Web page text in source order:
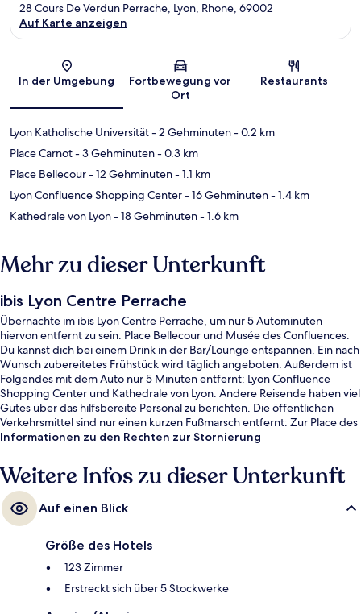
Karte
28 Cours De Verdun Perrache, Lyon, Rhone, 69002
Auf Karte anzeigen
In der Umgebung
Fortbewegung vor
Ort
Restaurants
Lyon Katholische Universität- 2 Gehminuten- 0.2 km
Place Carnot- 3 Gehminuten- 0.3 km
Place Bellecour- 12 Gehminuten- 1.1 km
Lyon Confluence Shopping Center- 16 Gehminuten- 1.4 km
Kathedrale von Lyon- 18 Gehminuten- 1.6 km
Mehr zu dieser Unterkunft
ibis Lyon Centre Perrache
Übernachte im ibis Lyon Centre Perrache, um nur 5 Autominuten
hiervon entfernt zu sein: Place Bellecour und Musée des Confluences.
Du kannst dich bei einem Drink in der Bar/Lounge entspannen. Ein nach
Wunsch zubereitetes Frühstück wird täglich angeboten. Außerdem ist
Folgendes mit dem Auto nur 5 Minuten entfernt: Lyon Confluence
Shopping Center und Kathedrale von Lyon. Andere Reisende haben viel
Gutes über das hilfsbereite Personal zu berichten. Die öffentlichen
Verkehrsmittel sind nur einen kurzen Fußmarsch entfernt: Zur Place des
Archives sind es 6 Minuten und zur Station Ampère - Victor Hugo 7
Informationen zu den Rechten zur Stornierung
Weitere Infos zu dieser Unterkunft
Auf einen Blick
Größe des Hotels
123 Zimmer
Erstreckt sich über 5 Stockwerke